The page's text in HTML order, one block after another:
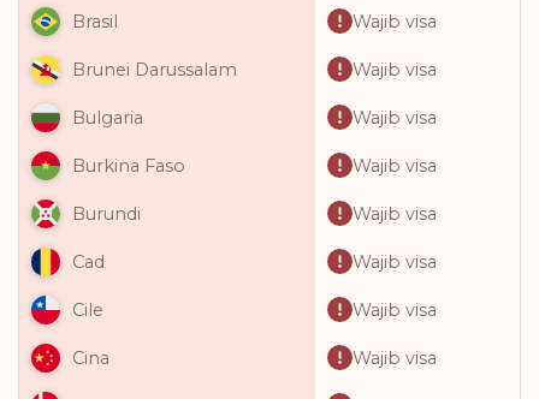
Brasil Wajib visa
Brunei Darussalam Wajib visa
Bulgaria Wajib visa
Burkina Faso Wajib visa
Burundi Wajib visa
Cad Wajib visa
Cile Wajib visa
Cina Wajib visa